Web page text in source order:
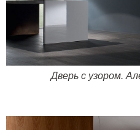
Дверь с узором.